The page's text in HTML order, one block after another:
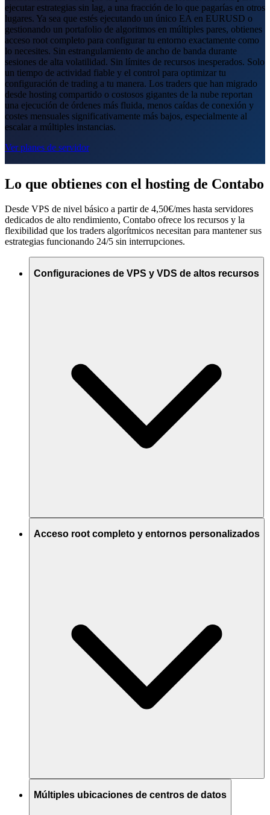
ejecutar estrategias sin lag, a una fracción de lo que pagarías en otros
lugares. Ya sea que estés ejecutando un único EA en EURUSD o
gestionando un portafolio de algoritmos en múltiples pares, obtienes
acceso root completo para configurar tu entorno exactamente como
lo necesites. Sin estrangulamiento de ancho de banda durante
sesiones de alta volatilidad. Sin límites de recursos inesperados. Solo
un tiempo de actividad fiable y el control para optimizar tu
configuración de trading a tu manera. Los traders que han migrado
desde hosting compartido o costosos gigantes de la nube reportan
una ejecución de órdenes más fluida, menos caídas de conexión y
costes mensuales significativamente más bajos, especialmente al
escalar a múltiples instancias.
Ver planes de servidor
Lo que obtienes con el hosting de Contabo
Desde VPS de nivel básico a partir de 4,50€/mes hasta servidores
dedicados de alto rendimiento, Contabo ofrece los recursos y la
flexibilidad que los traders algorítmicos necesitan para mantener sus
estrategias funcionando 24/5 sin interrupciones.
Configuraciones de VPS y VDS de altos recursos
Acceso root completo y entornos personalizados
Múltiples ubicaciones de centros de datos